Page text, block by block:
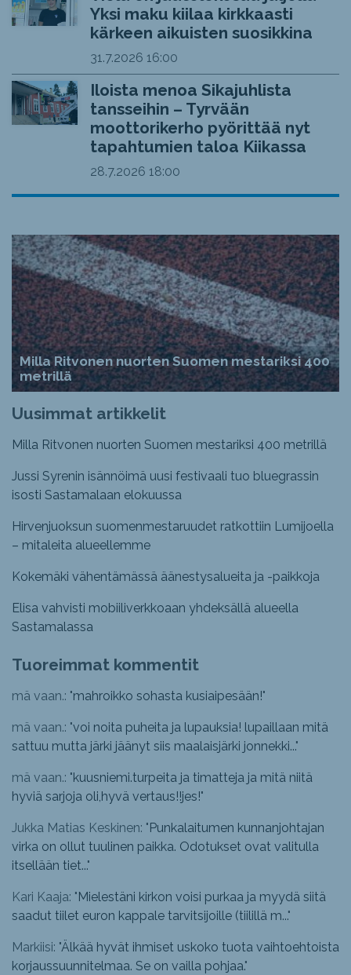
Yksi maku kiilaa kirkkaasti
kärkeen aikuisten suosikkina
31.7.2026 16:00
Iloista menoa Sikajuhlista
tansseihin – Tyrvään
moottorikerho pyörittää nyt
tapahtumien taloa Kiikassa
28.7.2026 18:00
Milla Ritvonen nuorten Suomen mestariksi 400
metrillä
Uusimmat artikkelit
Milla Ritvonen nuorten Suomen mestariksi 400 metrillä
Jussi Syrenin isännöimä uusi festivaali tuo bluegrassin
isosti Sastamalaan elokuussa
Hirvenjuoksun suomenmestaruudet ratkottiin Lumijoella
– mitaleita alueellemme
Kokemäki vähentämässä äänestysalueita ja -paikkoja
Elisa vahvisti mobiiliverkkoaan yhdeksällä alueella
Sastamalassa
Tuoreimmat kommentit
mä vaan.: "mahroikko sohasta kusiaipesään!"
mä vaan.: "voi noita puheita ja lupauksia! lupaillaan mitä
sattuu mutta järki jäänyt siis maalaisjärki jonnekki..."
mä vaan.: "kuusniemi.turpeita ja timatteja ja mitä niitä
hyviä sarjoja oli,hyvä vertaus!!jes!"
Jukka Matias Keskinen: " Punkalaitumen kunnanjohtajan
virka on ollut tuulinen paikka. Odotukset ovat valitulla
itsellään tiet..."
Kari Kaaja: " Mielestäni kirkon voisi purkaa ja myydä siitä
saadut tiilet euron kappale tarvitsijoille (tiilillä m..."
Markiisi: "Älkää hyvät ihmiset uskoko tuota vaihtoehtoista
korjaussuunnitelmaa. Se on vailla pohjaa."